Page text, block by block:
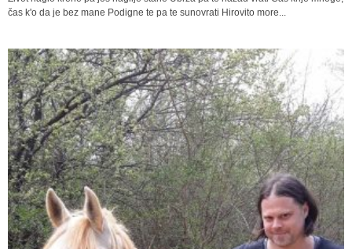
čas k'o da je bez mane Podigne te pa te sunovrati Hirovito more...